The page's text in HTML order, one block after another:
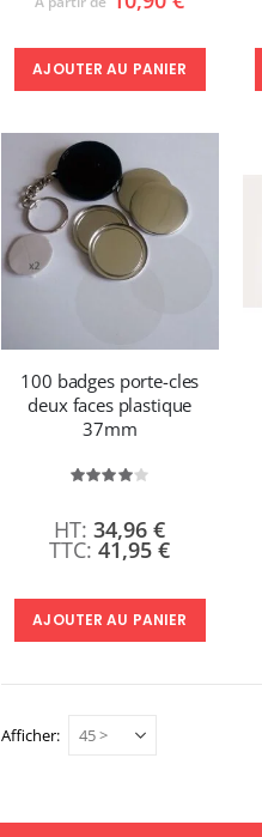
AJOUTER AU PANIER
100 badges porte-cles
deux faces plastique
37mm
Évaluation:
41,95 €
34,96 €
AJOUTER AU PANIER
Afficher